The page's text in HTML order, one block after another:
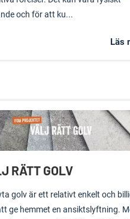
och för att ku...
Läs
RÄTT GOLV
golv är ett relativt enkelt och
ge hemmet en ansiktslyftning.